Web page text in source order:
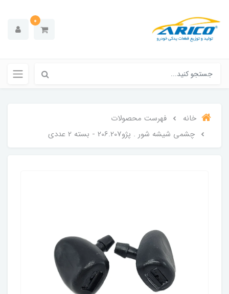
0
خانه
فهرست محصولات
چشمی شیشه شور . پژو206.207 - بسته 2 عددی